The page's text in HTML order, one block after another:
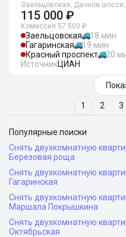
Заельцовская, Дачное
115 000 ₽
Комиссия 57 500 ₽
Заельцовская
18 мин
Гагаринская
19 мин
Красный проспект
20
ИсточникЦИАН
1 2 3
Популярные поиски
Снять двухкомнатную
Березовая роща
Снять двухкомнатную
Гагаринская
Снять двухкомнатную
Маршала Покрышкина
Снять двухкомнатную
Октябрьская